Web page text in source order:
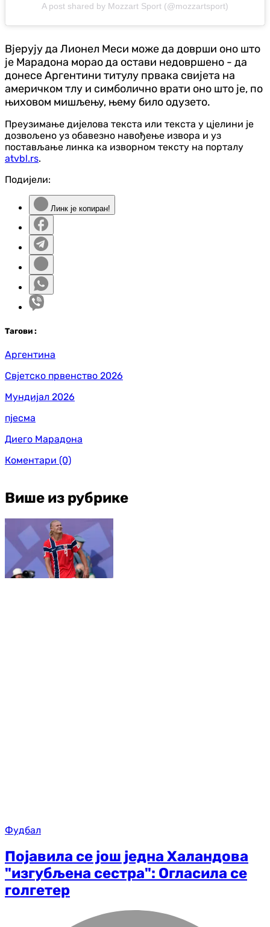
A post shared by Mozzart Sport (@mozzartsport)
Вјерују да Лионел Меси може да доврши оно што
је Марадона морао да остави недовршено - да
донесе Аргентини титулу првака свијета на
америчком тлу и симболично врати оно што је, по
њиховом мишљењу, њему било одузето.
Преузимање дијелова текста или текста у цјелини је
дозвољено уз обавезно навођење извора и уз
постављање линка ка изворном тексту на порталу
atvbl.rs.
Подијели:
Линк је копиран!
Тагови :
Аргентина
Свјетско првенство 2026
Мундијал 2026
пјесма
Диего Марадона
Коментари (0)
Више из рубрике
Фудбал
Појавила се још једна Халандова
"изгубљена сестра": Огласила се
голгетер